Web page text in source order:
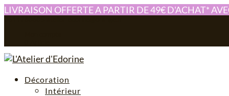
LIVRAISON OFFERTE A PARTIR DE 49€ D'ACHAT*
Décoration
Intérieur